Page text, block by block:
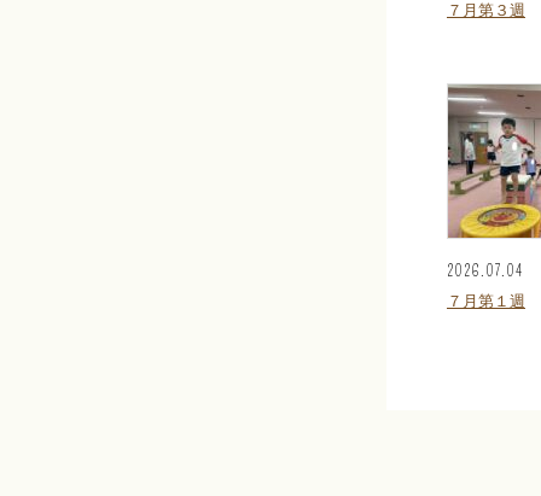
７月第３週
2026.07.04
７月第１週